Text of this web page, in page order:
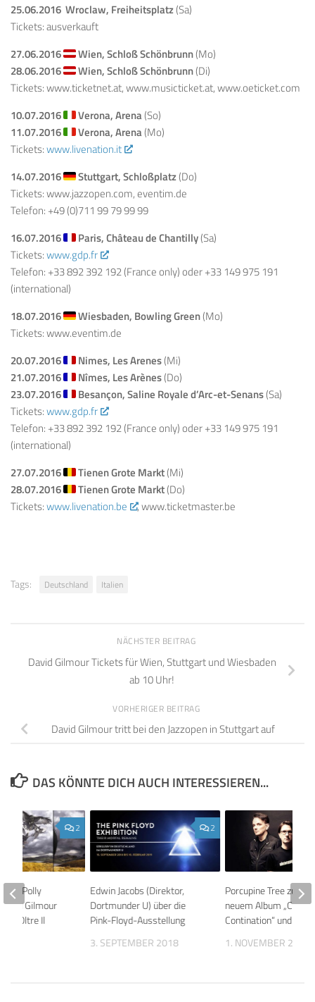
25.06.2016 Wroclaw, Freiheitsplatz(Sa)
Tickets: ausverkauft
27.06.2016
Wien, Schloß Schönbrunn(Mo)
28.06.2016
Wien, Schloß Schönbrunn(Di)
Tickets: www.ticketnet.at, www.musicticket.at, www.oeticket.com
10.07.2016
Verona, Arena(So)
11.07.2016
Verona, Arena(Mo)
Tickets:www.livenation.it
14.07.2016
Stuttgart, Schloßplatz(Do)
Tickets: www.jazzopen.com, eventim.de
Telefon: +49 (0)711 99 79 99 99
16.07.2016
Paris, Château de Chantilly(Sa)
Tickets:www.gdp.fr
Telefon: +33 892 392 192 (France only) oder +33 149 975 191
(international)
18.07.2016
Wiesbaden, Bowling Green(Mo)
Tickets: www.eventim.de
20.07.2016
Nimes, Les Arenes(Mi)
21.07.2016
Nîmes, Les Arènes(Do)
23.07.2016
Besançon, Saline Royale d’Arc-et-Senans(Sa)
Tickets:www.gdp.fr
Telefon: +33 892 392 192 (France only) oder +33 149 975 191
(international)
27.07.2016
Tienen Grote Markt(Mi)
28.07.2016
Tienen Grote Markt(Do)
Tickets:www.livenation.be , www.ticketmaster.be
Tags: Deutschland Italien
NÄCHSTER BEITRAG
David Gilmour Tickets für Wien, Stuttgart und Wiesbaden
ab 10 Uhr!
VORHERIGER BEITRAG
David Gilmour tritt bei den Jazzopen in Stuttgart auf
DAS KÖNNTE DICH AUCH INTERESSIEREN...
2
Edwin Jacobs (Direktor,
Dortmunder U) über die
Pink-Floyd-Ausstellung
3. SEPTEMBER 2018
Porcupine Tree
neuem Album
Contination“ und
1. NOVEMBER 2021
2
Polly
Gilmour
Oltre Il